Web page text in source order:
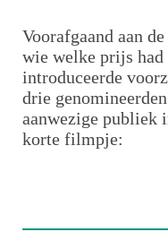
Voorafgaand aan
wie welke prijs had
introduceerde
drie
aanwezige publiek
korte filmpje: